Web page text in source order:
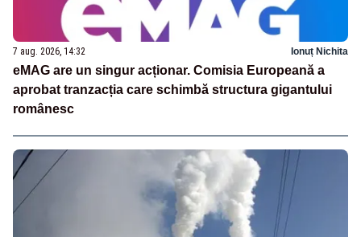
7 aug. 2026, 14:32 Ionuț Nichita
eMAG are un singur acționar. Comisia Europeană a
aprobat tranzacția care schimbă structura gigantului
românesc